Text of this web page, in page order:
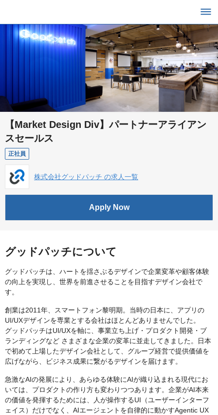
【Market Design Div】パートナーアライアン
スセールス
正社員
株式会社グッドパッチ の求人一覧
Apply Now
グッドパッチについて
グッドパッチは、ハートを揺さぶるデザインで企業変革や顧客体験
の向上を実現し、世界を前進させることを目指すデザイン会社で
す。
創業は2011年、スマートフォン黎明期。当時の日本に、アプリの
UI/UXデザインを専業とする会社はほとんどありませんでした。
グッドパッチはUI/UXを軸に、事業立ち上げ・プロダクト開発・ブ
ランディングなど さまざまな企業の変革に並走してきました。日本
で初めて上場したデザイン会社として、グループ経営で提供価値を
広げながら、ビジネス成果に繋がるデザインを届けます。
急激なAIの発展により、あらゆる体験にAIが織り込まれる現代にお
いては、プロダクトの作り方も変わりつつあります。企業がAI本来
の価値を発揮するためには、人が操作するUI（ユーザーインターフ
ェイス）だけでなく、AIエージェントを自律的に動かすAgentic UX